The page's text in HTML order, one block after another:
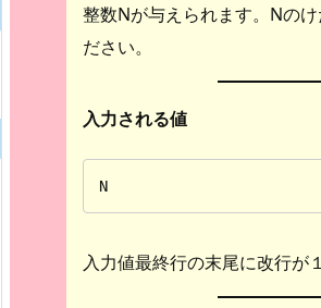
整数Nが与えられます。Nのけ
ださい。
入力される値
N
入力値最終行の末尾に改行が